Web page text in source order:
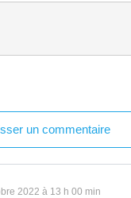
un commentaire
2022 à 13 h 00 min